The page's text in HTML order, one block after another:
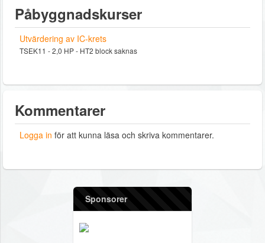
Påbyggnadskurser
Utvärdering av IC-krets
TSEK11 - 2,0 HP - HT2 block saknas
Kommentarer
Logga in för att kunna läsa och skriva kommentarer.
Sponsorer